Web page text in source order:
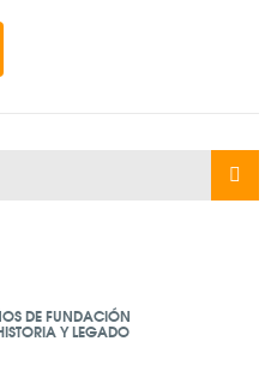
DE FUNDACIÓN
Y LEGADO